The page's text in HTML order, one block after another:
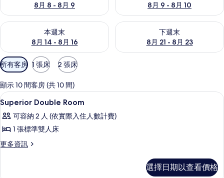
8月 8 - 8月 9
8月 9 - 8月 10
本週末
8月 14 - 8月 16
查看本週末 (8月 14 - 8月 16) 的供應情況
下週末
8月 21 - 8月 23
查看下週末 (8月 21 - 8月 23)
可
用
的
客
房
篩
選
件
所有客房 1 張床 2 張床
顯示 10 間客房 (共 10 間)
顯
示
Superior
Double
Room
4
Superior Double Room
可容納 2 人 (依實際入住人數計費)
1 張標準雙人床
更多資訊
更
選擇日期以查看價格